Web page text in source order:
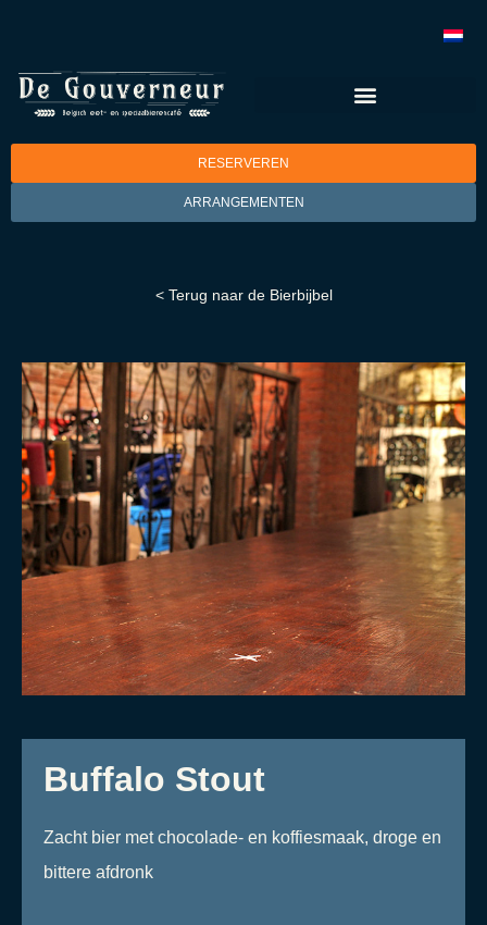
RESERVEREN
ARRANGEMENTEN
Buffalo Stout
Zacht bier met chocolade- en koffiesmaak, droge en
bittere afdronk
< Terug naar de Bierbijbel